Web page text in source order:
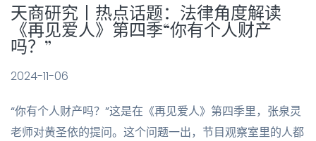
天商研究丨热点话题：法律角度解读
《再见爱人》第四季“你有个人财产
吗？”
2024-11-06
“你有个人财产吗？”这是在《再见爱人》第四季里，张泉灵
老师对黄圣依的提问。这个问题一出，节目观察室里的人都